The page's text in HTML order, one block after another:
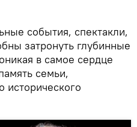
события, спектакли,
затронуть глубинные
в самое сердце
семьи,
исторического